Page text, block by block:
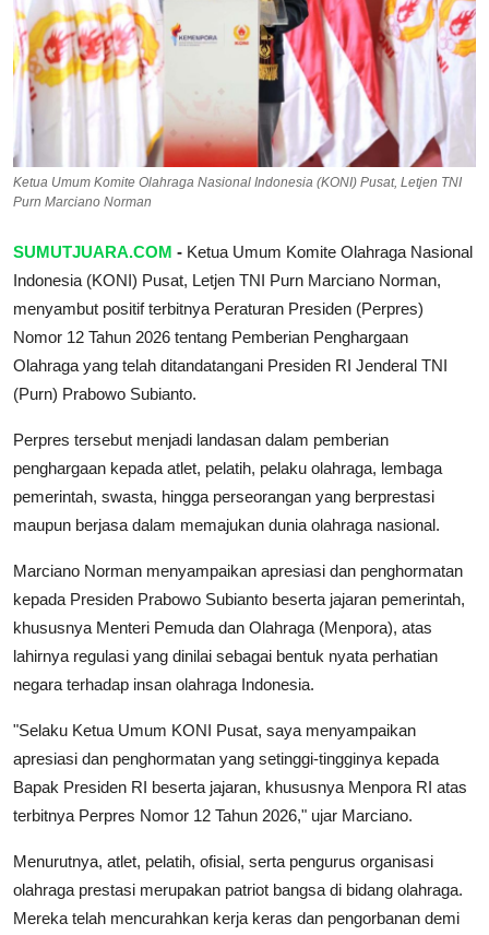
Ketua Umum Komite Olahraga Nasional Indonesia (KONI) Pusat, Letjen TNI
Purn Marciano Norman
SUMUTJUARA.COM - Ketua Umum Komite Olahraga Nasional
Indonesia (KONI) Pusat, Letjen TNI Purn Marciano Norman,
menyambut positif terbitnya Peraturan Presiden (Perpres)
Nomor 12 Tahun 2026 tentang Pemberian Penghargaan
Olahraga yang telah ditandatangani Presiden RI Jenderal TNI
(Purn) Prabowo Subianto.
Perpres tersebut menjadi landasan dalam pemberian
penghargaan kepada atlet, pelatih, pelaku olahraga, lembaga
pemerintah, swasta, hingga perseorangan yang berprestasi
maupun berjasa dalam memajukan dunia olahraga nasional.
Marciano Norman menyampaikan apresiasi dan penghormatan
kepada Presiden Prabowo Subianto beserta jajaran pemerintah,
khususnya Menteri Pemuda dan Olahraga (Menpora), atas
lahirnya regulasi yang dinilai sebagai bentuk nyata perhatian
negara terhadap insan olahraga Indonesia.
"Selaku Ketua Umum KONI Pusat, saya menyampaikan
apresiasi dan penghormatan yang setinggi-tingginya kepada
Bapak Presiden RI beserta jajaran, khususnya Menpora RI atas
terbitnya Perpres Nomor 12 Tahun 2026," ujar Marciano.
Menurutnya, atlet, pelatih, ofisial, serta pengurus organisasi
olahraga prestasi merupakan patriot bangsa di bidang olahraga.
Mereka telah mencurahkan kerja keras dan pengorbanan demi